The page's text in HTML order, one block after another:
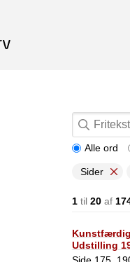
Alle ord
Sider
1til 20af
Udstilling
Side 175,